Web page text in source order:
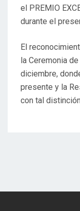
el PREMIO
durante el
El
la Ceremonia
diciembre,
presente y la
con tal